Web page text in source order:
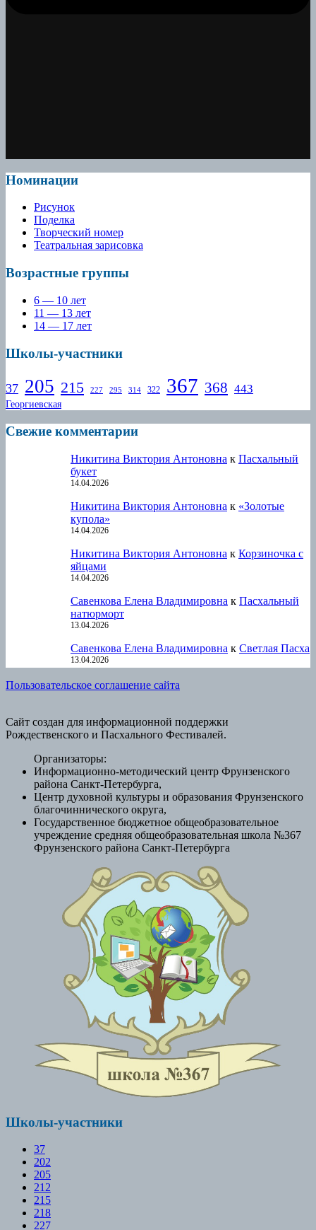
Номинации
Рисунок
Поделка
Творческий номер
Театральная зарисовка
Возрастные группы
6 — 10 лет
11 — 13 лет
14 — 17 лет
Школы-участники
37 205 215 227 295 314 322 367 368 443
Георгиевская
Свежие комментарии
Никитина Виктория Антоновна к Пасхальный
букет
14.04.2026
Никитина Виктория Антоновна к «Золотые
купола»
14.04.2026
Никитина Виктория Антоновна к Корзиночка с
яйцами
14.04.2026
Савенкова Елена Владимировна к Пасхальный
натюрморт
13.04.2026
Савенкова Елена Владимировна к Светлая Пасха
13.04.2026
Пользовательское соглашение сайта
Сайт создан для информационной поддержки
Рождественского и Пасхального Фестивалей.
Организаторы:
Информационно-методический центр Фрунзенского
района Санкт-Петербурга,
Центр духовной культуры и образования Фрунзенского
благочиннического округа,
Государственное бюджетное общеобразовательное
учреждение средняя общеобразовательная школа №367
Фрунзенского района Санкт-Петербурга
Школы-участники
37
202
205
212
215
218
227